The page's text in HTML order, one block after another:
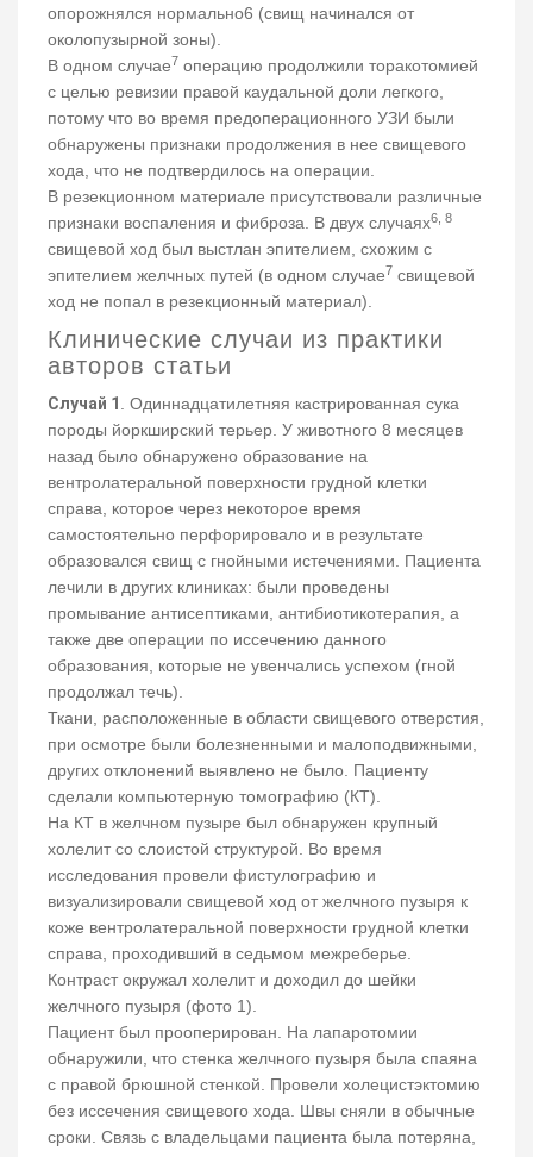
опорожнялся нормально6 (свищ начинался от
околопузырной зоны).
В одном случае7 операцию продолжили торакотомией
с целью ревизии правой каудальной доли легкого,
потому что во время предоперационного УЗИ были
обнаружены признаки продолжения в нее свищевого
хода, что не подтвердилось на операции.
В резекционном материале присутствовали различные
признаки воспаления и фиброза. В двух случаях6, 8
свищевой ход был выстлан эпителием, схожим с
эпителием желчных путей (в одном случае7 свищевой
ход не попал в резекционный материал).
Клинические случаи из практики
авторов статьи
Случай 1 . Одиннадцатилетняя кастрированная сука
породы йоркширский терьер. У животного 8 месяцев
назад было обнаружено образование на
вентролатеральной поверхности грудной клетки
справа, которое через некоторое время
самостоятельно перфорировало и в результате
образовался свищ с гнойными истечениями. Пациента
лечили в других клиниках: были проведены
промывание антисептиками, антибиотикотерапия, а
также две операции по иссечению данного
образования, которые не увенчались успехом (гной
продолжал течь).
Ткани, расположенные в области свищевого отверстия,
при осмотре были болезненными и малоподвижными,
других отклонений выявлено не было. Пациенту
сделали компьютерную томографию (КТ).
На КТ в желчном пузыре был обнаружен крупный
холелит со слоистой структурой. Во время
исследования провели фистулографию и
визуализировали свищевой ход от желчного пузыря к
коже вентролатеральной поверхности грудной клетки
справа, проходивший в седьмом межреберье.
Контраст окружал холелит и доходил до шейки
желчного пузыря (фото 1).
Пациент был прооперирован. На лапаротомии
обнаружили, что стенка желчного пузыря была спаяна
с правой брюшной стенкой. Провели холецистэктомию
без иссечения свищевого хода. Швы сняли в обычные
сроки. Связь с владельцами пациента была потеряна,